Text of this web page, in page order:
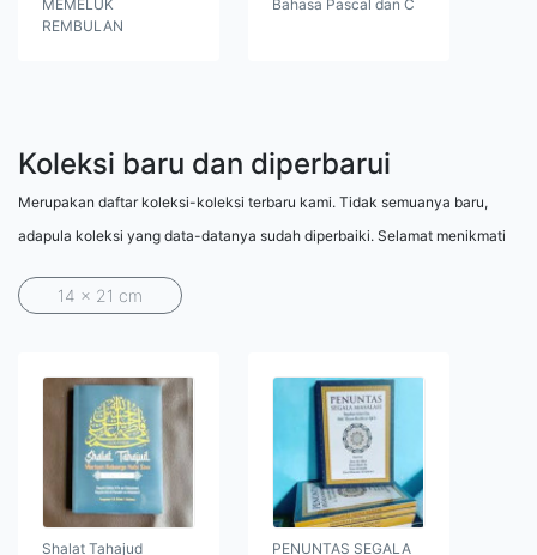
MEMELUK
REMBULAN
Bahasa Pascal dan C
Koleksi baru dan diperbarui
Merupakan daftar koleksi-koleksi terbaru kami. Tidak semuanya baru,
adapula koleksi yang data-datanya sudah diperbaiki. Selamat menikmati
14 x 21 cm
Shalat Tahajud PENUNTAS SEGALA